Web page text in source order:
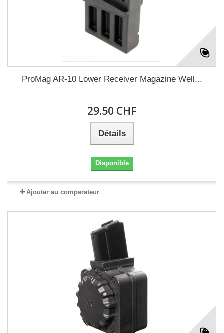
ProMag AR-10 Lower Receiver Magazine Well...
29.50 CHF
Détails
Disponible
Ajouter au comparateur